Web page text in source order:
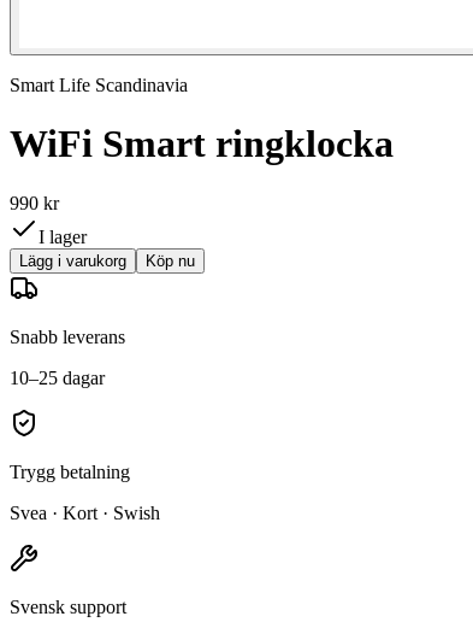
Smart Life Scandinavia
WiFi Smart ringklocka
990 kr
I lager
Lägg i varukorg Köp nu
Snabb leverans
10–25 dagar
Trygg betalning
Svea · Kort · Swish
Svensk support